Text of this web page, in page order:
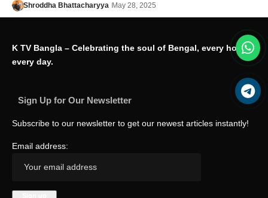
Shroddha Bhattacharyya May 28, 2025
K TV Bangla – Celebrating the soul of Bengal, every hour,
every day.
Sign Up for Our Newsletter
Subscribe to our newsletter to get our newest articles instantly!
Email address: